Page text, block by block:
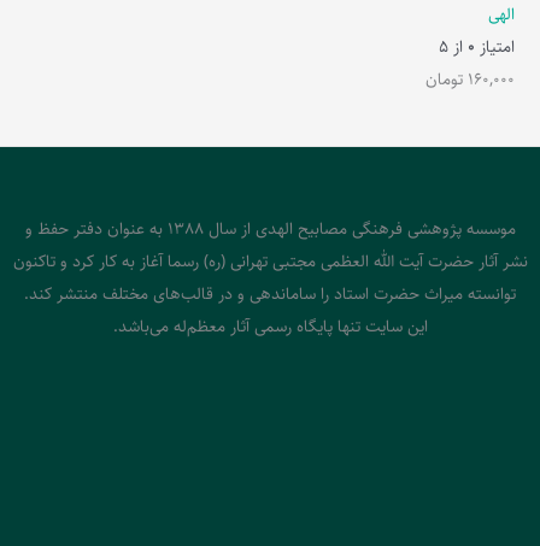
الهی
امتیاز 0 از 5
160,000 تومان
موسسه پژوهشی فرهنگی مصابیح الهدی از سال 1388 به عنوان دفتر حفظ و
نشر آثار حضرت آیت الله العظمی مجتبی تهرانی (ره) رسما آغاز به کار کرد و تاکنون
توانسته میراث حضرت استاد را ساماندهی و در قالب‌های مختلف منتشر کند.
این سایت تنها پایگاه رسمی آثار معظم‌له می‌باشد.